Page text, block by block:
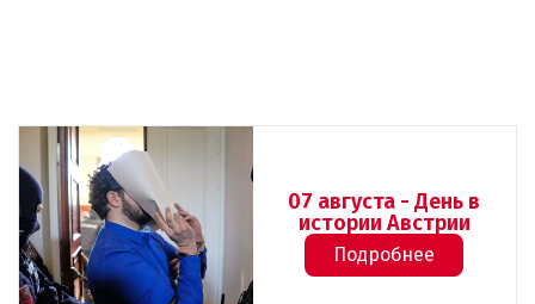
07 августа - День в
истории Австрии
Подробнее